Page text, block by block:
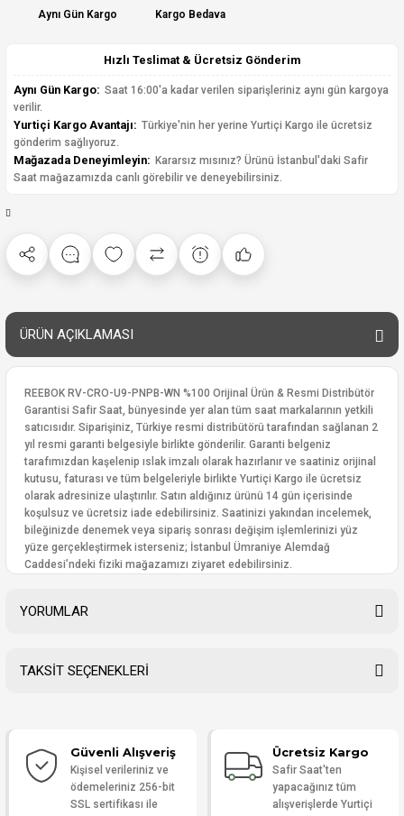
Aynı Gün Kargo Kargo Bedava
Hızlı Teslimat & Ücretsiz Gönderim
Aynı Gün Kargo: Saat 16:00'a kadar verilen siparişleriniz aynı gün kargoya
verilir.
Yurtiçi Kargo Avantajı: Türkiye'nin her yerine Yurtiçi Kargo ile ücretsiz
gönderim sağlıyoruz.
Mağazada Deneyimleyin: Kararsız mısınız? Ürünü İstanbul'daki Safir
Saat mağazamızda canlı görebilir ve deneyebilirsiniz.
ÜRÜN AÇIKLAMASI
REEBOK RV-CRO-U9-PNPB-WN %100 Orijinal Ürün & Resmi Distribütör
Garantisi Safir Saat, bünyesinde yer alan tüm saat markalarının yetkili
satıcısıdır. Siparişiniz, Türkiye resmi distribütörü tarafından sağlanan 2
yıl resmi garanti belgesiyle birlikte gönderilir. Garanti belgeniz
tarafımızdan kaşelenip ıslak imzalı olarak hazırlanır ve saatiniz orijinal
kutusu, faturası ve tüm belgeleriyle birlikte Yurtiçi Kargo ile ücretsiz
olarak adresinize ulaştırılır. Satın aldığınız ürünü 14 gün içerisinde
koşulsuz ve ücretsiz iade edebilirsiniz. Saatinizi yakından incelemek,
bileğinizde denemek veya sipariş sonrası değişim işlemlerinizi yüz
yüze gerçekleştirmek isterseniz; İstanbul Ümraniye Alemdağ
Caddesi’ndeki fiziki mağazamızı ziyaret edebilirsiniz.
YORUMLAR
Yorum Yaz
TAKSİT SEÇENEKLERİ
Güvenli Alışveriş
Kişisel verileriniz ve
ödemeleriniz 256-bit
SSL sertifikası ile
Ücretsiz Kargo
Safir Saat'ten
yapacağınız tüm
alışverişlerde Yurtiçi